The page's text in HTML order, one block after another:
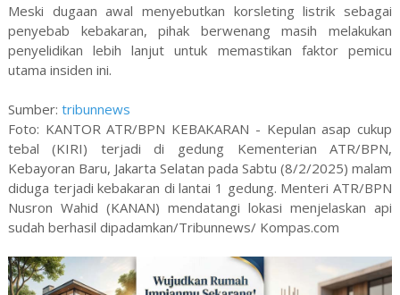
Meski dugaan awal menyebutkan korsleting listrik sebagai
penyebab kebakaran, pihak berwenang masih melakukan
penyelidikan lebih lanjut untuk memastikan faktor pemicu
utama insiden ini.
Sumber: tribunnews
Foto: KANTOR ATR/BPN KEBAKARAN - Kepulan asap cukup
tebal (KIRI) terjadi di gedung Kementerian ATR/BPN,
Kebayoran Baru, Jakarta Selatan pada Sabtu (8/2/2025) malam
diduga terjadi kebakaran di lantai 1 gedung. Menteri ATR/BPN
Nusron Wahid (KANAN) mendatangi lokasi menjelaskan api
sudah berhasil dipadamkan/Tribunnews/ Kompas.com